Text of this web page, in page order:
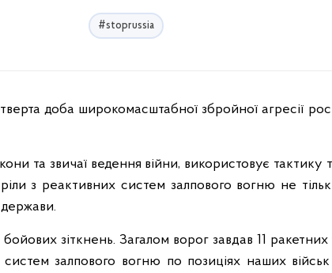
#stoprussia
та звичаї ведення війни, використовує тактику
з реактивних систем залпового вогню не
зіткнень. Загалом ворог завдав 11 ракетних
залпового вогню по позиціях наших